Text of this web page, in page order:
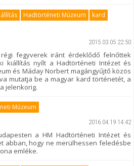
Hadtörténeti Múzeum
kard
2015.03.05 22:50
fegyverek iránt érdeklődő felnőttek
kiállítás nyílt a Hadtörténeti Intézet és
és Máday Norbert magángyűjtő közös
mutatja be a magyar kard történetét, a
jelenkorig.
Múzeum
2016.04.19 14:42
a HM Hadtörténeti Intézet és
abban, hogy ne merülhessen feledésbe
emléke.